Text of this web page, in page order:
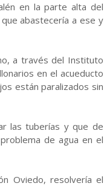
en la parte alta del
abastecería a ese y
a través del Instituto
en el acueducto
están paralizados sin
las tuberías y que de
de agua en el
Oviedo, resolvería el